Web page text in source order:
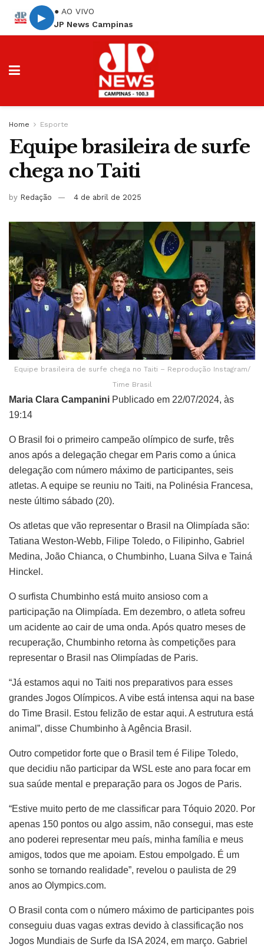
▶
● AO VIVO
JP News Campinas
Home Esporte
Equipe brasileira de surfe
chega no Taiti
by Redação 4 de abril de 2025
Equipe brasileira de surfe chega no Taiti – Reprodução Instagram/
Time Brasil
Maria Clara Campanini Publicado em 22/07/2024, às
19:14
O Brasil foi o primeiro campeão olímpico de surfe, três
anos após a delegação chegar em Paris como a única
delegação com número máximo de participantes, seis
atletas. A equipe se reuniu no Taiti, na Polinésia Francesa,
neste último sábado (20).
Os atletas que vão representar o Brasil na Olimpíada são:
Tatiana Weston-Webb, Filipe Toledo, o Filipinho, Gabriel
Medina, João Chianca, o Chumbinho, Luana Silva e Tainá
Hinckel.
O surfista Chumbinho está muito ansioso com a
participação na Olimpíada. Em dezembro, o atleta sofreu
um acidente ao cair de uma onda. Após quatro meses de
recuperação, Chumbinho retorna às competições para
representar o Brasil nas Olimpíadas de Paris.
“Já estamos aqui no Taiti nos preparativos para esses
grandes Jogos Olímpicos. A vibe está intensa aqui na base
do Time Brasil. Estou felizão de estar aqui. A estrutura está
animal”, disse Chumbinho à Agência Brasil.
Outro competidor forte que o Brasil tem é Filipe Toledo,
que decidiu não participar da WSL este ano para focar em
sua saúde mental e preparação para os Jogos de Paris.
“Estive muito perto de me classificar para Tóquio 2020. Por
apenas 150 pontos ou algo assim, não consegui, mas este
ano poderei representar meu país, minha família e meus
amigos, todos que me apoiam. Estou empolgado. É um
sonho se tornando realidade”, revelou o paulista de 29
anos ao Olympics.com.
O Brasil conta com o número máximo de participantes pois
conseguiu duas vagas extras devido à classificação nos
Jogos Mundiais de Surfe da ISA 2024, em março. Gabriel